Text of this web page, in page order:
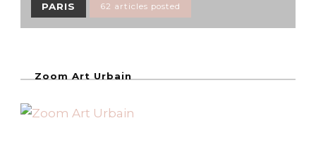
PARIS 62 articles posted
Zoom Art Urbain